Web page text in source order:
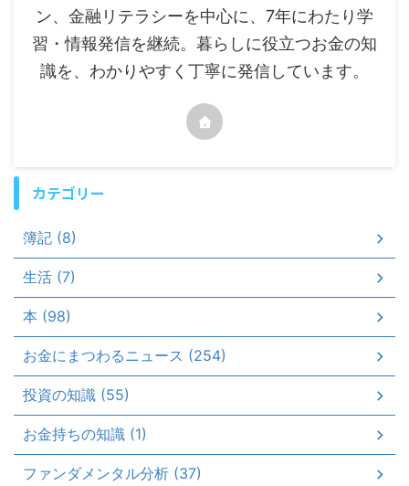
ン、金融リテラシーを中心に、7年にわたり学
習・情報発信を継続。暮らしに役立つお金の知
識を、わかりやすく丁寧に発信しています。
カテゴリー
簿記 (8)
生活 (7)
本 (98)
お金にまつわるニュース (254)
投資の知識 (55)
お金持ちの知識 (1)
ファンダメンタル分析 (37)